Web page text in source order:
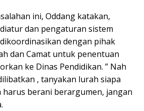
ini, Oddang katakan,
dan pengaturan sistem
dengan pihak
dan Camat untuk penentuan
ke Dinas Pendidikan. ” Nah
, tanyakan lurah siapa
harus berani berargumen, jangan